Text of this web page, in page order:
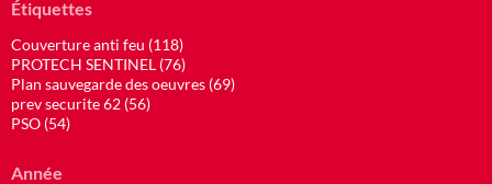
Étiquettes
Couverture anti feu (118)
PROTECH SENTINEL (76)
Plan sauvegarde des oeuvres (69)
prev securite 62 (56)
PSO (54)
Année